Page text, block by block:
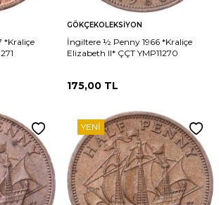
*Kraliçe
GÖKÇEKOLEKSIYON
İngiltere ½ Penny 1966 *Kraliçe
Elizabeth II* ÇÇT YMP11270
175,00 TL
YENI